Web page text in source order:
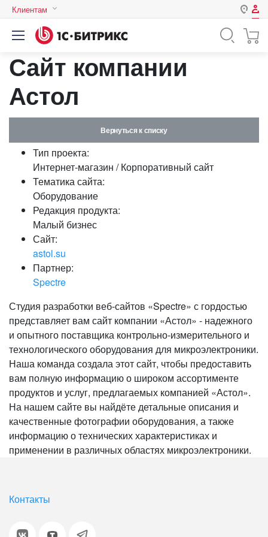
Клиентам
Авторизация
Пароль
Запомнить меня на этом
Забыли свой пароль?
Сайт компании
Астол
Вернуться к списку
Тип проекта:
Интернет-магазин / Корпоративный сайт
Тематика сайта:
Оборудование
Редакция продукта:
Малый бизнес
Сайт:
astol.su
Партнер:
Spectre
Студия разработки веб-сайтов «Spectre» с гордостью
представляет вам сайт компании «Астол» - надежного
и опытного поставщика контрольно-измерительного и
технологического оборудования для микроэлектроники.
Наша команда создала этот сайт, чтобы предоставить
вам полную информацию о широком ассортименте
продуктов и услуг, предлагаемых компанией «Астол».
На нашем сайте вы найдёте детальные описания и
качественные фотографии оборудования, а также
информацию о технических характеристиках и
применении в различных областях микроэлектроники.
Контакты